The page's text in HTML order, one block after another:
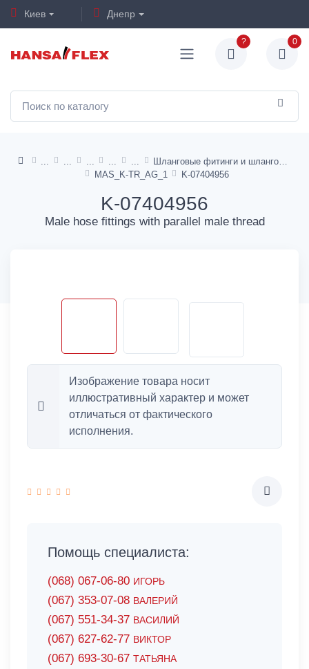
Киев Днепр
? 0
MAS_K-TR_AG_1
K-07404956
K-07404956
Male hose fittings with parallel male thread
Изображение товара носит
иллюстративный характер и может
отличаться от фактического
исполнения.
Помощь специалиста:
(068) 067-06-80 ИГОРЬ
(067) 353-07-08 ВАЛЕРИЙ
(067) 551-34-37 ВАСИЛИЙ
(067) 627-62-77 ВИКТОР
(067) 693-30-67 ТАТЬЯНА